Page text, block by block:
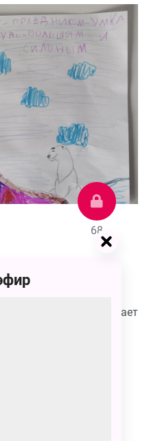
68
Мищенко
про Умку. Мечтает